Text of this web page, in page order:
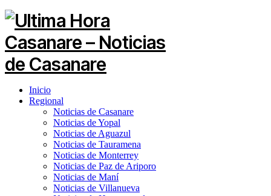
Inicio
Regional
Noticias de Casanare
Noticias de Yopal
Noticias de Aguazul
Noticias de Tauramena
Noticias de Monterrey
Noticias de Paz de Ariporo
Noticias de Maní
Noticias de Villanueva